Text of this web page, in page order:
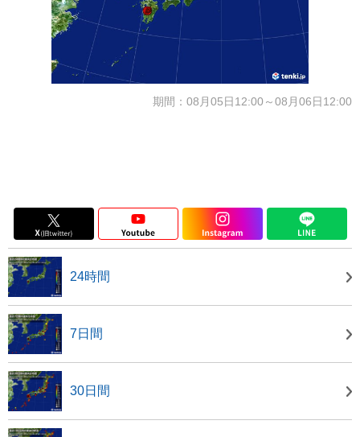
期間：08月05日12:00～08月06日12:00
24時間
7日間
30日間